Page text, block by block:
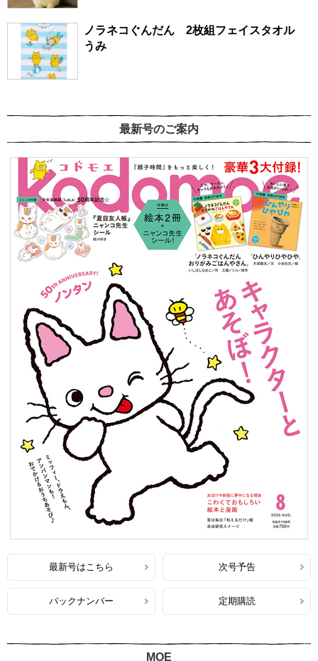
ノラネコぐんだん 2枚組フェイスタオル
うみ
最新号のご案内
最新号はこちら 次号予告
バックナンバー 定期購読
MOE